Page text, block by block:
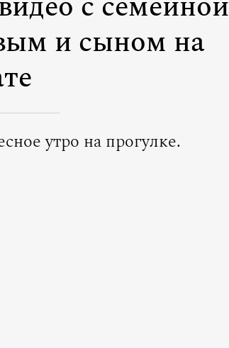
и сыном на
утро на прогулке.